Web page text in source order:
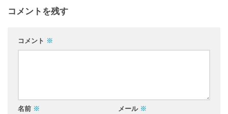
コメントを残す
コメント ※
名前 ※ メール ※